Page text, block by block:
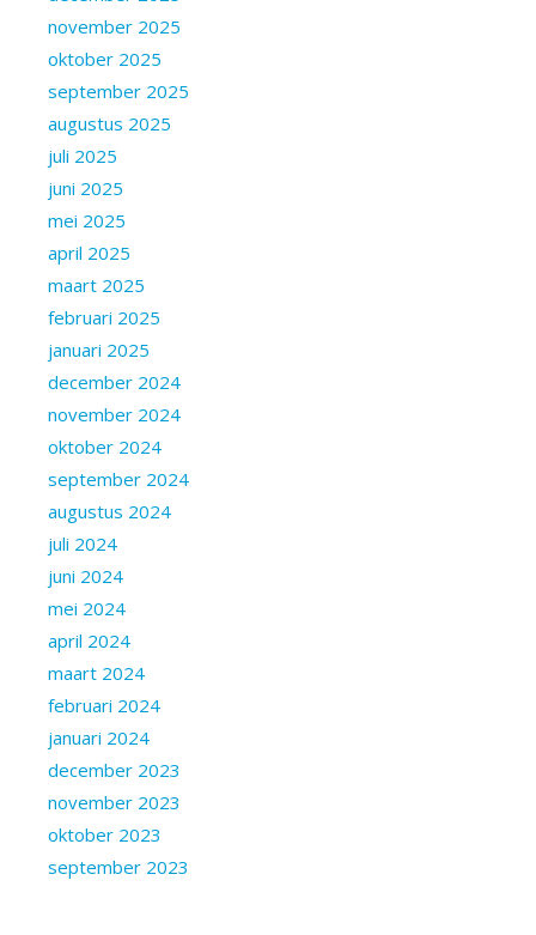
november 2025
oktober 2025
september 2025
augustus 2025
juli 2025
juni 2025
mei 2025
april 2025
maart 2025
februari 2025
januari 2025
december 2024
november 2024
oktober 2024
september 2024
augustus 2024
juli 2024
juni 2024
mei 2024
april 2024
maart 2024
februari 2024
januari 2024
december 2023
november 2023
oktober 2023
september 2023